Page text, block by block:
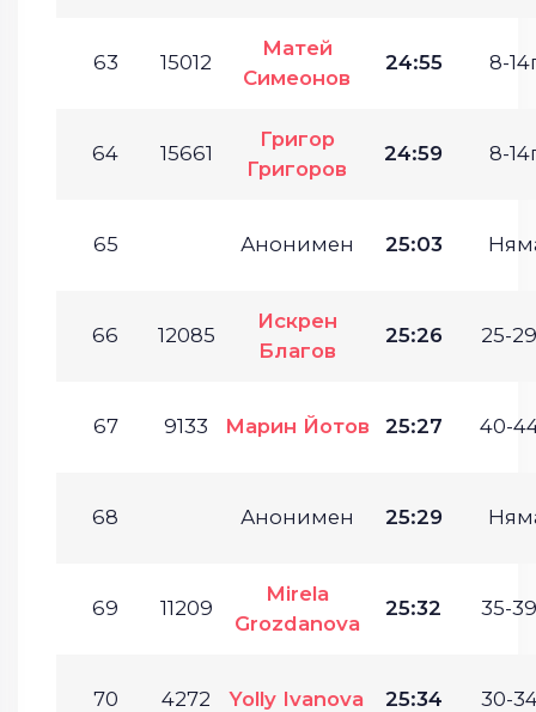
63 15012
Матей
Симеонов
24:55 8-
64 15661
Григор
Григоров
24:59 8-
65 Анонимен 25:03
66 12085
Искрен
Благов
25:26 25-
67 9133 Марин Йотов 25:27 40-
68 Анонимен 25:29
69 11209
Mirela
Grozdanova
25:32 35-
70 4272 Yolly Ivanova 25:34 30-